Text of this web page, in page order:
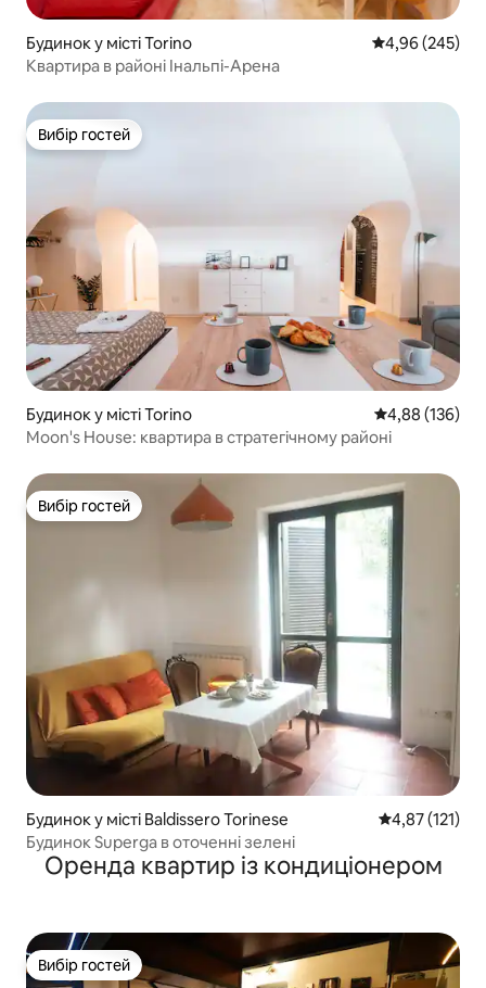
Будинок у місті Torino Середня
4,96 (245)
Квартира в районі Інальпі-Арена
Вибір гостей
Вибір гостей
Будинок у місті Torino Середня
4,88 (136)
Moon's House: квартира в стратегічному районі
Вибір гостей
Вибір гостей
Будинок у місті Baldissero Torinese Середня
4,87 (121)
Будинок Superga в оточенні зелені
Оренда квартир із кондиціонером
Вибір гостей
Вибір гостей